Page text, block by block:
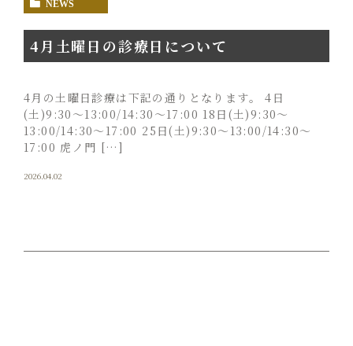
NEWS
4月土曜日の診療日について
4月の土曜日診療は下記の通りとなります。 4日
(土)9:30〜13:00/14:30～17:00 18日(土)9:30〜
13:00/14:30～17:00 25日(土)9:30〜13:00/14:30～
17:00 虎ノ門 […]
2026.04.02